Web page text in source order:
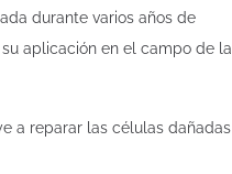
durante varios años de
aplicación en el campo de la
a reparar las células dañadas